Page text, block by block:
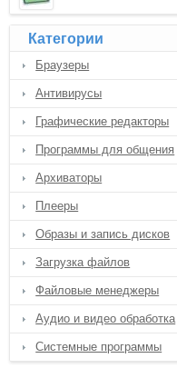
Категории
Браузеры
Антивирусы
Графические редакторы
Программы для общения
Архиваторы
Плееры
Образы и запись дисков
Загрузка файлов
Файловые менеджеры
Аудио и видео обработка
Системные программы